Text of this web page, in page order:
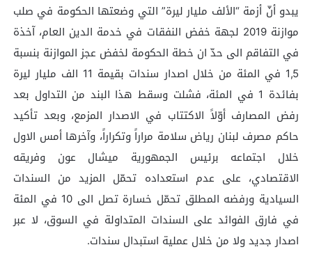
يبدو أنّ أزمة “الألف مليار ليرة” التي وضعتها الحكومة في صلب
موازنة 2019 لجهة خفض النفقات في خدمة الدين العام، آخذة
في التفاقم الى حدّ ان خطة الحكومة لخفض عجز الموازنة بنسبة
1,5 في المئة من خلال اصدار سندات بقيمة 11 الف مليار ليرة
بفائدة 1 في المئة، فشلت وسقط هذا البند من التداول بعد
رفض المصارف أوّلاً الاكتتاب في الاصدار المزمع، وبعد تأكيد
حاكم مصرف لبنان رياض سلامة مراراً وتكراراً، وآخرها أمس الاول
خلال اجتماعه برئيس الجمهورية ميشال عون وفريقه
الاقتصادي، على عدم استعداده تحمّل المزيد من السندات
السيادية ورفضه المطلق تحمّل خسارة تصل الى 10 في المئة
في فارق الفوائد على السندات المتداولة في السوق، لا عبر
اصدار جديد ولا من خلال عملية استبدال سندات.